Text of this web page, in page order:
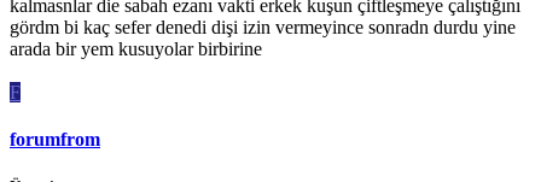
kalmasnlar die sabah ezanı vakti erkek kuşun çiftleşmeye çalıştığını
gördm bi kaç sefer denedi dişi izin vermeyince sonradn durdu yine
arada bir yem kusuyolar birbirine
F
forumfrom